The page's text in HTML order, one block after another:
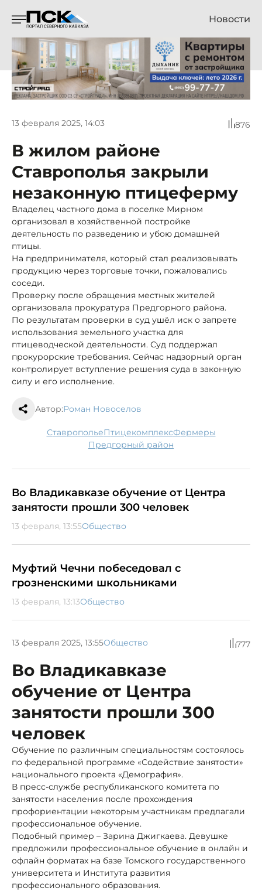
Новости
13 февраля 2025, 14:03 876
В жилом районе
Ставрополья закрыли
незаконную птицеферму
Владелец частного дома в поселке Мирном
организовал в хозяйственной постройке
деятельность по разведению и убою домашней
птицы.
На предпринимателя, который стал реализовывать
продукцию через торговые точки, пожаловались
соседи.
Проверку после обращения местных жителей
организовала прокуратура Предгорного района.
По результатам проверки в суд ушёл иск о запрете
использования земельного участка для
птицеводческой деятельности. Суд поддержал
прокурорские требования. Сейчас надзорный орган
контролирует вступление решения суда в законную
силу и его исполнение.
Автор:Роман Новоселов
Ставрополье птицекомплекс
фермеры
Предгорный район
Во Владикавказе обучение от Центра
занятости прошли 300 человек
13 февраля, 13:55Общество
Муфтий Чечни побеседовал с
грозненскими школьниками
13 февраля, 13:13Общество
13 февраля 2025, 13:55Общество 777
Во Владикавказе
обучение от Центра
занятости прошли 300
человек
Обучение по различным специальностям состоялось
по федеральной программе «Содействие занятости»
национального проекта «Демография».
В пресс-службе республиканского комитета по
занятости населения после прохождения
профориентации некоторым участникам предлагали
профессиональное обучение.
Подобный пример – Зарина Джигкаева. Девушке
предложили профессиональное обучение в онлайн и
офлайн форматах на базе Томского государственного
университета и Института развития
профессионального образования.